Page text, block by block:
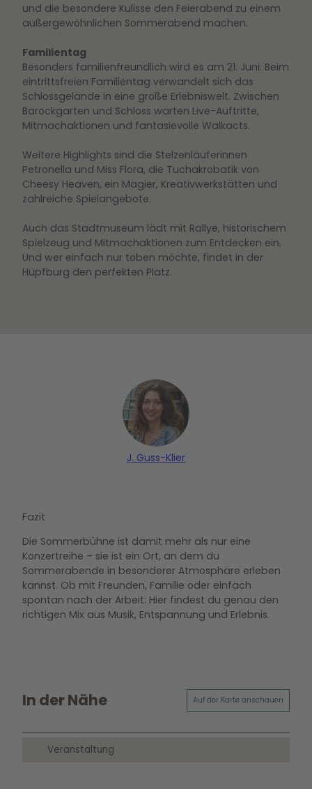
und die besondere Kulisse den Feierabend zu einem
außergewöhnlichen Sommerabend machen.
Familientag
Besonders familienfreundlich wird es am 21. Juni: Beim
eintrittsfreien Familientag verwandelt sich das
Schlossgelände in eine große Erlebniswelt. Zwischen
Barockgarten und Schloss warten Live-Auftritte,
Mitmachaktionen und fantasievolle Walkacts.
Weitere Highlights sind die Stelzenläuferinnen
Petronella und Miss Flora, die Tuchakrobatik von
Cheesy Heaven, ein Magier, Kreativwerkstätten und
zahlreiche Spielangebote.
Auch das Stadtmuseum lädt mit Rallye, historischem
Spielzeug und Mitmachaktionen zum Entdecken ein.
Und wer einfach nur toben möchte, findet in der
Hüpfburg den perfekten Platz.
J. Guss-Klier
Fazit
Die Sommerbühne ist damit mehr als nur eine
Konzertreihe – sie ist ein Ort, an dem du
Sommerabende in besonderer Atmosphäre erleben
kannst. Ob mit Freunden, Familie oder einfach
spontan nach der Arbeit: Hier findest du genau den
richtigen Mix aus Musik, Entspannung und Erlebnis.
In der Nähe Auf der Karte anschauen
Veranstaltung